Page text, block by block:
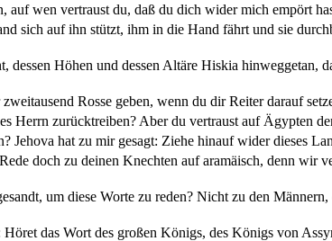
wen vertraust du, daß du dich wider mich empört
sich auf ihn stützt, ihm in die Hand fährt und sie
Höhen und dessen Altäre Hiskia hinweggetan,
Rosse geben, wenn du dir Reiter darauf
Herrn zurücktreiben? Aber du vertraust auf Ägypten
hat zu mir gesagt: Ziehe hinauf wider dieses
doch zu deinen Knechten auf aramäisch, denn wir
um diese Worte zu reden? Nicht zu den
das Wort des großen Königs, des Königs von